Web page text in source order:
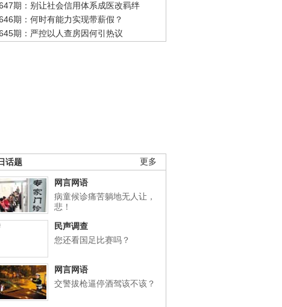
期：别让社会信用体系成医改羁绊
期：何时有能力实现带薪假？
期：严控以人查房因何引热议
更多
话题
网言网语
病童候诊痛苦躺地无人让，
悲！
民声调查
您还看国足比赛吗？
网言网语
交警拔枪逼停酒驾该不该？